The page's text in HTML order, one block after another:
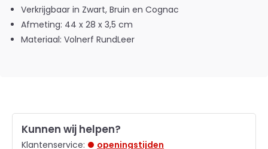
Verkrijgbaar in Zwart, Bruin en Cognac
Afmeting: 44 x 28 x 3,5 cm
Materiaal: Volnerf RundLeer
Kunnen wij helpen?
Klantenservice: openingstijden